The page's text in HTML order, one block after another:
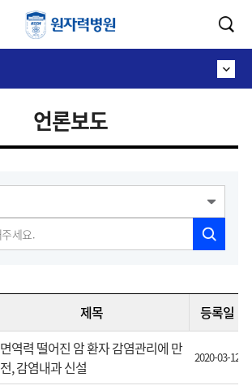
본문으로 가기
주메뉴로 가기
카피라이트로 가기
언론보도
제목 등록일
면역력 떨어진 암 환자 감염관리에 만
전, 감염내과 신설
2020-03-12